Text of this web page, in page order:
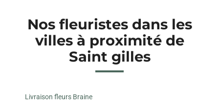
Nos fleuristes dans les
villes à proximité de
Saint gilles
Livraison fleurs Braine